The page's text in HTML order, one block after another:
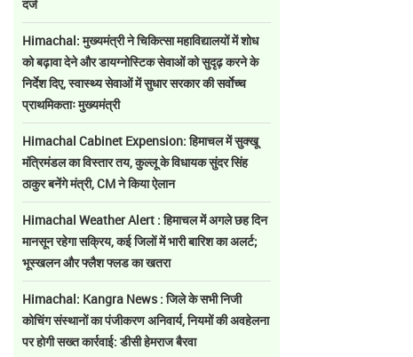
दर्ज
Himachal: मुख्यमंत्री ने चिकित्सा महाविद्यालयों में शोध
को बढ़ावा देने और डायग्नोस्टिक सेवाओं को सुदृढ़ करने के
निर्देश दिए, स्वास्थ्य सेवाओं में सुधार सरकार की सर्वाेच्च
प्राथमिकताः मुख्यमंत्री
Himachal Cabinet Expension: हिमाचल में सुक्खू
मंत्रिमंडल का विस्तार तय, कुल्लू के विधायक सुंदर सिंह
ठाकुर बनेंगे मंत्री, CM ने किया ऐलान
Himachal Weather Alert : हिमाचल में अगले छह दिन
मानसून रहेगा सक्रिय, कई जिलों में भारी बारिश का अलर्ट;
भूस्खलन और फ्लैश फ्लड का खतरा
Himachal: Kangra News : जिले के सभी निजी
कोचिंग संस्थानों का पंजीकरण अनिवार्य, नियमों की अवहेलना
पर होगी सख्त कार्रवाई: डीसी हेमराज बैरवा